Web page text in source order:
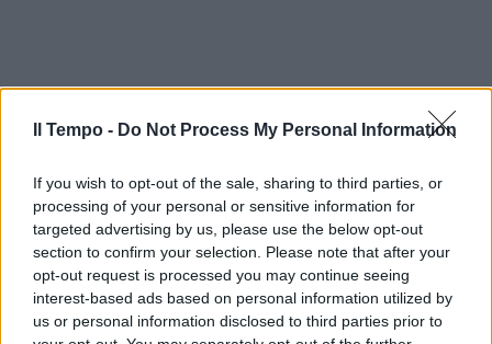
Il Tempo - Do Not Process My Personal Information
If you wish to opt-out of the sale, sharing to third parties, or
processing of your personal or sensitive information for
targeted advertising by us, please use the below opt-out
section to confirm your selection. Please note that after your
opt-out request is processed you may continue seeing
interest-based ads based on personal information utilized by
us or personal information disclosed to third parties prior to